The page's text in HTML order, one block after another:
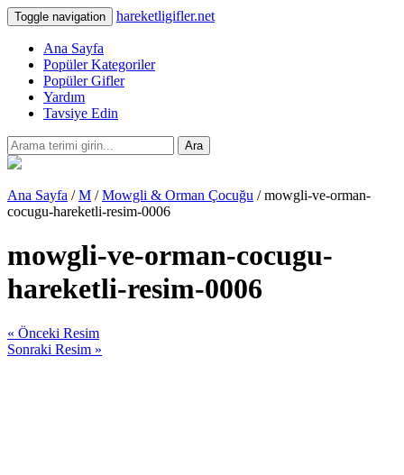
Toggle navigation hareketligifler.net
Ana Sayfa
Popüler Kategoriler
Popüler Gifler
Yardım
Tavsiye Edin
Ara
Ana Sayfa /M /Mowgli & Orman Çocuğu / mowgli-ve-orman-
cocugu-hareketli-resim-0006
mowgli-ve-orman-cocugu-
hareketli-resim-0006
« Önceki Resim
Sonraki Resim »